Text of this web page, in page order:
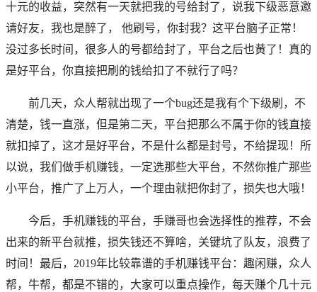
十元的收益，突然有一天就把我的号给封了，说我下级恶意邀
请好友，我也是醉了， 他刷号，你封我？这平台脑子正常！
没过多长时间，很多人的号都给封了，平台之后也黄了！真的
是好平台，你直接把刷的钱给扣了不就行了吗？
前几天，众人帮就出现了一个bug还是我有个下级刷，不
清楚，钱一直涨，但是第二天，平台把那么不属于你的钱直接
就扣掉了，这才是好平台，不是什么都是封号，不给提现！所
以说，我们做手机赚钱，一定选那些大平台，不然你推广那些
小平台，推广了上万人，一个理由就把你封了，损失也大哦！
今后，手机赚钱的平台， 手赚哥也会选择性的推荐，不会
出来的新平台就推，损失钱还不算啥，关键坑了队友，浪费了
时间！ 最后，2019年比较靠谱的手机赚钱平台：趣闲赚，众人
帮，牛帮，都是不错的，大家可以重点操作，每天赚个几十元